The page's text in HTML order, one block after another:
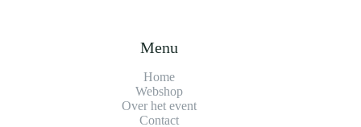
Menu
Home
Webshop
Over het event
Contact